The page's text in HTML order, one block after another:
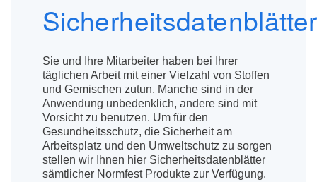
Sicherheitsdatenblätter
Sie und Ihre Mitarbeiter haben bei Ihrer
täglichen Arbeit mit einer Vielzahl von Stoffen
und Gemischen zutun. Manche sind in der
Anwendung unbedenklich, andere sind mit
Vorsicht zu benutzen. Um für den
Gesundheitsschutz, die Sicherheit am
Arbeitsplatz und den Umweltschutz zu sorgen
stellen wir Ihnen hier Sicherheitsdatenblätter
sämtlicher Normfest Produkte zur Verfügung.